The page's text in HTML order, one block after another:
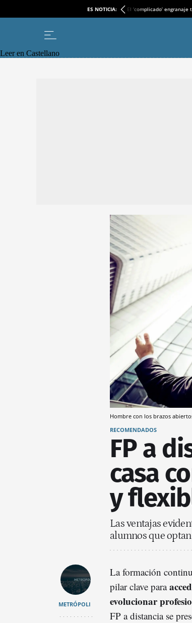
ES NOTICIA: El ‘complicado’
Leer en Castellano
Hombre con los brazos
RECOMENDADOS
FP a
casa
y
Las ventajas
alumnos que
METRÓPOLI
La formación
pilar clave para
evolucionar
FP a distancia se